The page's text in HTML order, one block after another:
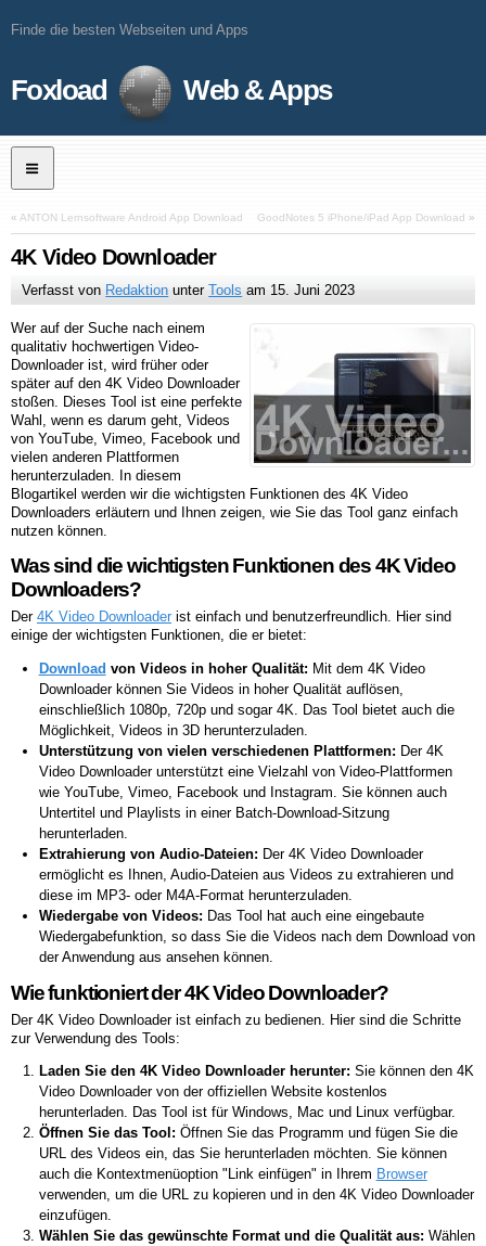
Finde die besten Webseiten und Apps
Foxload Web & Apps
« ANTON Lernsoftware Android App Download GoodNotes 5 iPhone/iPad App Download »
4K Video Downloader
Verfasst von Redaktion unterTools am 15. Juni 2023
Wer auf der Suche nach einem
qualitativ hochwertigen Video-
Downloader ist, wird früher oder
später auf den 4K Video Downloader
stoßen. Dieses Tool ist eine perfekte
Wahl, wenn es darum geht, Videos
von YouTube, Vimeo, Facebook und
vielen anderen Plattformen
herunterzuladen. In diesem
Blogartikel werden wir die wichtigsten Funktionen des 4K Video
Downloaders erläutern und Ihnen zeigen, wie Sie das Tool ganz einfach
nutzen können.
Was sind die wichtigsten Funktionen des 4K Video
Downloaders?
Der 4K Video Downloader ist einfach und benutzerfreundlich. Hier sind
einige der wichtigsten Funktionen, die er bietet:
Download von Videos in hoher Qualität: Mit dem 4K Video
Downloader können Sie Videos in hoher Qualität auflösen,
einschließlich 1080p, 720p und sogar 4K. Das Tool bietet auch die
Möglichkeit, Videos in 3D herunterzuladen.
Unterstützung von vielen verschiedenen Plattformen: Der 4K
Video Downloader unterstützt eine Vielzahl von Video-Plattformen
wie YouTube, Vimeo, Facebook und Instagram. Sie können auch
Untertitel und Playlists in einer Batch-Download-Sitzung
herunterladen.
Extrahierung von Audio-Dateien: Der 4K Video Downloader
ermöglicht es Ihnen, Audio-Dateien aus Videos zu extrahieren und
diese im MP3- oder M4A-Format herunterzuladen.
Wiedergabe von Videos: Das Tool hat auch eine eingebaute
Wiedergabefunktion, so dass Sie die Videos nach dem Download von
der Anwendung aus ansehen können.
Wie funktioniert der 4K Video Downloader?
Der 4K Video Downloader ist einfach zu bedienen. Hier sind die Schritte
zur Verwendung des Tools:
Laden Sie den 4K Video Downloader herunter: Sie können den 4K
Video Downloader von der offiziellen Website kostenlos
herunterladen. Das Tool ist für Windows, Mac und Linux verfügbar.
Öffnen Sie das Tool: Öffnen Sie das Programm und fügen Sie die
URL des Videos ein, das Sie herunterladen möchten. Sie können
auch die Kontextmenüoption "Link einfügen" in Ihrem Browser
verwenden, um die URL zu kopieren und in den 4K Video Downloader
einzufügen.
Wählen Sie das gewünschte Format und die Qualität aus: Wählen